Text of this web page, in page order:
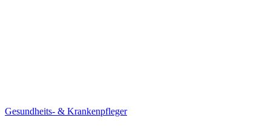
Gesundheits- & Krankenpfleger